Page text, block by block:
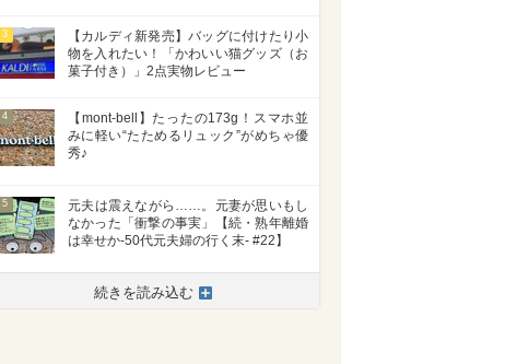
3
【カルディ新発売】バッグに付けたり小
物を入れたい！「かわいい猫グッズ（お
菓子付き）」2点実物レビュー
4
【mont-bell】たったの173g！スマホ並
みに軽い“たためるリュック”がめちゃ優
秀♪
5
元夫は震えながら……。元妻が思いもし
なかった「衝撃の事実」【続・熟年離婚
は幸せか-50代元夫婦の行く末- #22】
続きを読み込む